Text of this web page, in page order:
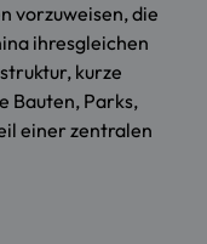
vorzuweisen, die
ihresgleichen
kurze
Bauten, Parks,
einer zentralen